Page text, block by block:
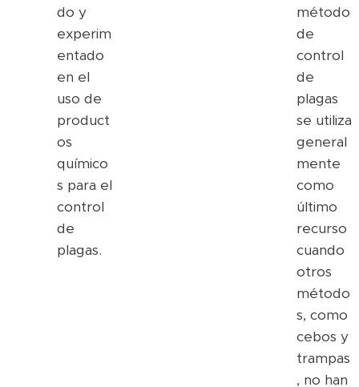
do y
experim
entado
en el
uso de
product
os
químico
s para el
control
de
plagas.
método
de
control
de
plagas
se utiliza
general
mente
como
último
recurso
cuando
otros
método
s, como
cebos y
trampas
, no han